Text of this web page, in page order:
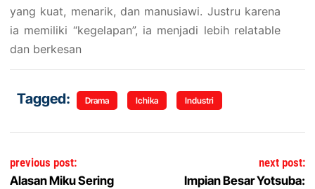
yang kuat, menarik, dan manusiawi. Justru karena
ia memiliki “kegelapan”, ia menjadi lebih relatable
dan berkesan
Tagged: Drama Ichika Industri
Navigasi pos
previous post:
Alasan Miku Sering
next post:
Impian Besar Yotsuba: